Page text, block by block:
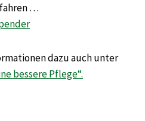
…
dazu auch unter
bessere Pflege“.